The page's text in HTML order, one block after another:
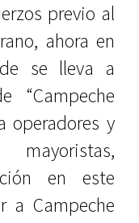
previo al
ahora en
se lleva a
“Campeche
operadores y
en este
a Campeche